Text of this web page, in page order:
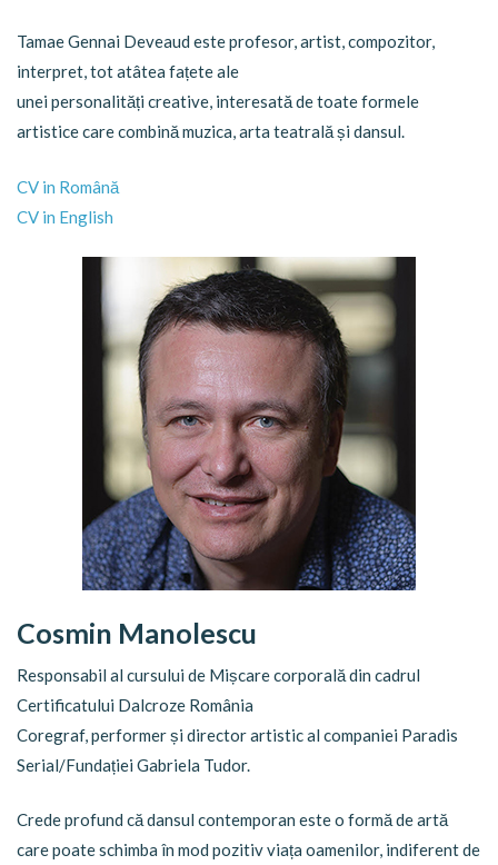
Tamae Gennai Deveaud este profesor, artist, compozitor,
interpret, tot atâtea fațete ale
unei personalități creative, interesată de toate formele
artistice care combină muzica, arta teatrală și dansul.
CV in Română
CV in English
Cosmin Manolescu
Responsabil al cursului de Mișcare corporală din cadrul
Certificatului Dalcroze România
Coregraf, performer și director artistic al companiei Paradis
Serial/Fundației Gabriela Tudor.
Crede profund că dansul contemporan este o formă de artă
care poate schimba în mod pozitiv viața oamenilor, indiferent de